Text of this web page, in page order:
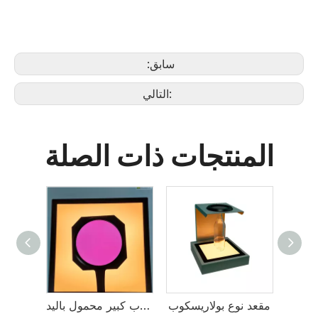
سابق:
التالي:
المنتجات ذات الصلة
بولاريسكوب كبير محمول باليد مقعد نوع بولاريسكوب